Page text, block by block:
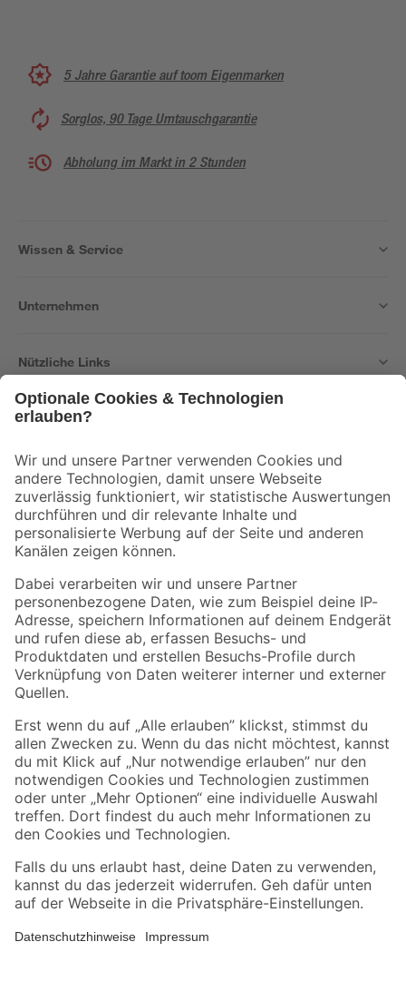
5 Jahre Garantie auf toom Eigenmarken
Sorglos, 90 Tage Umtauschgarantie
Abholung im Markt in 2 Stunden
Wissen & Service
Unternehmen
Nützliche Links
Der toom Newsletter: Keine Angebote und Aktionen mehr verpassen!
Zur Newsletter Anmeldung
Folge uns
Zahlungsarten Versandarten
Sicher einkaufen
Jetzt die toom-App herunterladen
Alle Preisangaben in EUR inkl. gesetzl. MwSt.. Die dargestellten Angebote sind unter
Umständen nicht in allen Märkten verfügbar. Die angegebenen Verfügbarkeiten beziehen
Produkte nur solange der Vorrat reicht.
*Paketversand ab 59 € versandkostenfrei, gilt nicht für Artikel mit Speditionsversand, hier